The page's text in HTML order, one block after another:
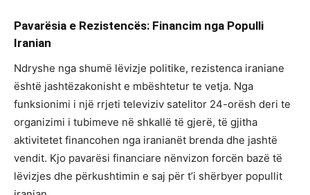
Pavarësia e Rezistencës: Financim nga Populli
Iranian
Ndryshe nga shumë lëvizje politike, rezistenca iraniane
është jashtëzakonisht e mbështetur te vetja. Nga
funksionimi i një rrjeti televiziv satelitor 24-orësh deri te
organizimi i tubimeve në shkallë të gjerë, të gjitha
aktivitetet financohen nga iranianët brenda dhe jashtë
vendit. Kjo pavarësi financiare nënvizon forcën bazë të
lëvizjes dhe përkushtimin e saj për t’i shërbyer popullit